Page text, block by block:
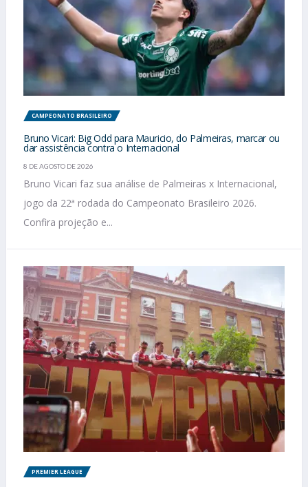
CAMPEONATO BRASILEIRO
Bruno Vicari: Big Odd para Mauricio, do Palmeiras, marcar ou
dar assistência contra o Internacional
8 DE AGOSTO DE 2026
Bruno Vicari faz sua análise de Palmeiras x Internacional,
jogo da 22ª rodada do Campeonato Brasileiro 2026.
Confira projeção e...
PREMIER LEAGUE